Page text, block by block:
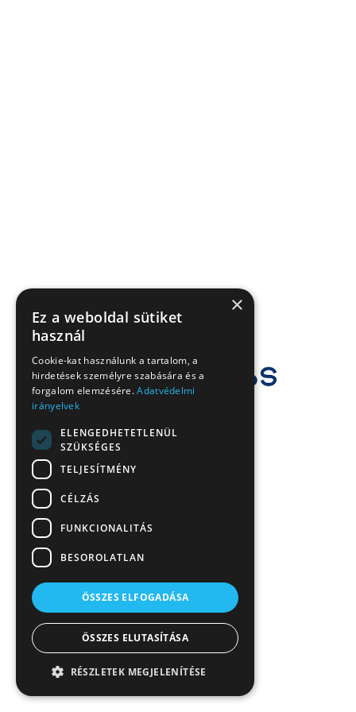
×
Ez a weboldal sütiket
használ
Cookie-kat használunk a tartalom, a
hirdetések személyre szabására és a
forgalom elemzésére.Adatvédelmi
irányelvek
ELENGEDHETETLENÜL
SZÜKSÉGES
TELJESÍTMÉNY
CÉLZÁS
FUNKCIONALITÁS
BESOROLATLAN
ÖSSZES ELFOGADÁSA
ÖSSZES ELUTASÍTÁSA
RÉSZLETEK MEGJELENÍTÉSE